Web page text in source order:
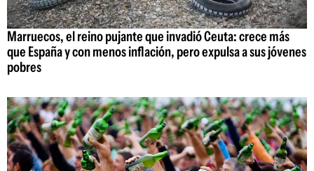
Marruecos, el reino pujante que invadió Ceuta: crece más
que España y con menos inflación, pero expulsa a sus jóvenes
pobres